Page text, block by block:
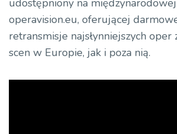
udostępniony na
operavision.eu, oferującej
retransmisje najsłynniejszych oper
scen w Europie, jak i poza nią.